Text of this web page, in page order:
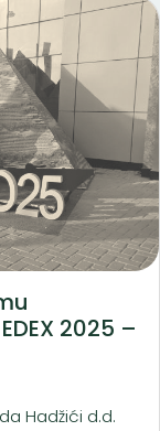
2025 –
Hadžići d.d.